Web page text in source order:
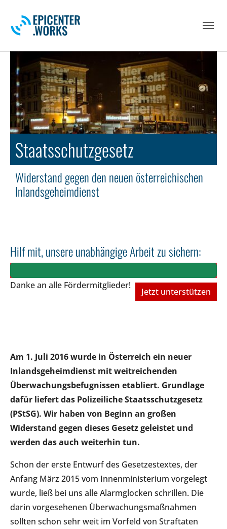
Staatsschutzgesetz
Widerstand gegen den neuen österreichischen
Inlandsgeheimdienst
Hilf mit, unsere unabhängige Arbeit zu sichern:
Danke an alle Fördermitglieder!
Jetzt unterstützen
Am 1. Juli 2016 wurde in Österreich ein neuer
Inlandsgeheimdienst mit weitreichenden
Überwachungsbefugnissen etabliert. Grundlage
dafür liefert das Polizeiliche Staatsschutzgesetz
(PStSG). Wir haben von Beginn an großen
Widerstand gegen dieses Gesetz geleistet und
werden das auch weiterhin tun.
Schon der erste Entwurf des Gesetzestextes, der
Anfang März 2015 vom Innenministerium vorgelegt
wurde, ließ bei uns alle Alarmglocken schrillen. Die
darin vorgesehenen Überwachungsmaßnahmen
sollten schon sehr weit im Vorfeld von Straftaten